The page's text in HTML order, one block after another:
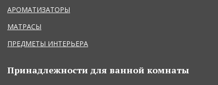
АРОМАТИЗАТОРЫ
МАТРАСЫ
ПРЕДМЕТЫ ИНТЕРЬЕРА
Принадлежности для ванной комнаты